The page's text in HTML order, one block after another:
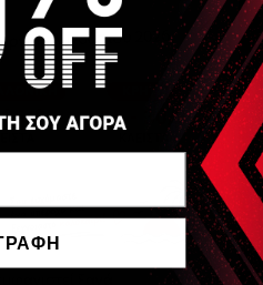
4,8cm
το αξεσουάρ έλξης.